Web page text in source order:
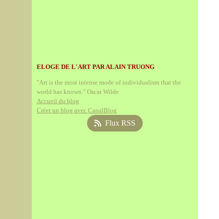
ELOGE DE L'ART PAR ALAIN TRUONG
"Art is the most intense mode of individualism that the
world has known." Oscar Wilde
Accueil du blog
Créer un blog avec CanalBlog
Flux RSS